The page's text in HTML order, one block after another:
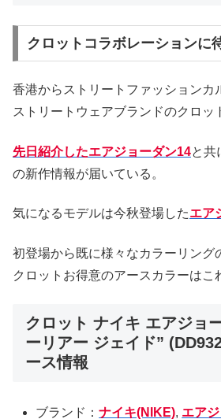
クロットコラボレーションに
香港からストリートファッションカ
ストリートウェアブランドのクロッ
先日紹介したエアジョーダン14と共
の新作情報が届いている。
気になるモデルは今秋登場したエア
初登場から既に様々なカラーリング
クロットお得意のアースカラーはこ
クロット ナイキ エアジョ
ーリアー ジェイド”
ース情報
ブランド：ナイキ(NIKE), エア